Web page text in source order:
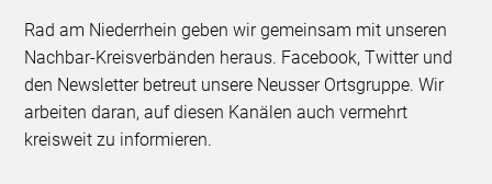
Rad am Niederrhein geben wir gemeinsam mit unseren
Nachbar-Kreisverbänden heraus. Facebook, Twitter und
den Newsletter betreut unsere Neusser Ortsgruppe. Wir
arbeiten daran, auf diesen Kanälen auch vermehrt
kreisweit zu informieren.